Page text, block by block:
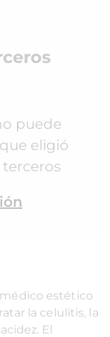
puede
eligió
estético
la celulitis, la
El